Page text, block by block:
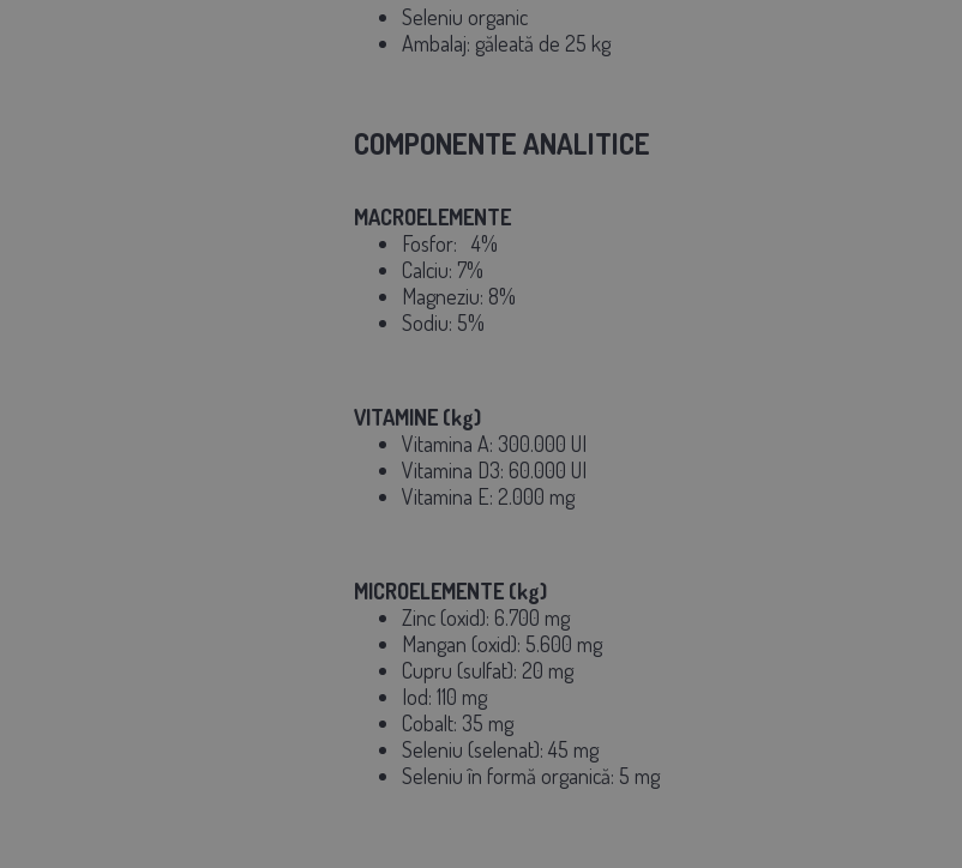
Seleniu organic
Ambalaj: găleată de 25 kg
COMPONENTE ANALITICE
MACROELEMENTE
Fosfor: 4%
Calciu: 7%
Magneziu: 8%
Sodiu: 5%
VITAMINE (kg)
Vitamina A: 300.000 UI
Vitamina D3: 60.000 UI
Vitamina E: 2.000 mg
MICROELEMENTE (kg)
Zinc (oxid): 6.700 mg
Mangan (oxid): 5.600 mg
Cupru (sulfat): 20 mg
Iod: 110 mg
Cobalt: 35 mg
Seleniu (selenat): 45 mg
Seleniu în formă organică: 5 mg